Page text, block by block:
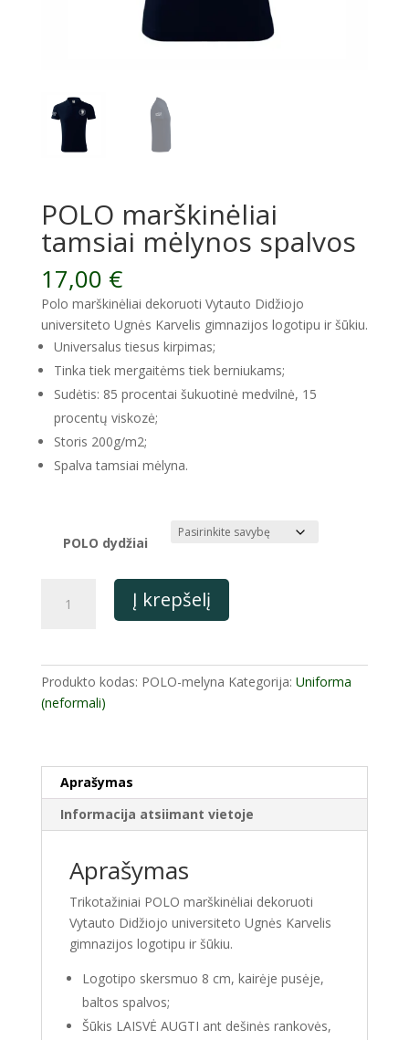
POLO marškinėliai
tamsiai mėlynos spalvos
17,00 €
Polo marškinėliai dekoruoti Vytauto Didžiojo
universiteto Ugnės Karvelis gimnazijos logotipu ir šūkiu.
Universalus tiesus kirpimas;
Tinka tiek mergaitėms tiek berniukams;
Sudėtis: 85 procentai šukuotinė medvilnė, 15
procentų viskozė;
Storis 200g/m2;
Spalva tamsiai mėlyna.
POLO dydžiai
kiekis:
tamsiai
mėlynos
spalvos
Į krepšelį
Produkto kodas: POLO-melyna Kategorija: Uniforma
(neformali)
Aprašymas
Informacija atsiimant vietoje
Aprašymas
Trikotažiniai POLO marškinėliai dekoruoti
Vytauto Didžiojo universiteto Ugnės Karvelis
gimnazijos logotipu ir šūkiu.
Logotipo skersmuo 8 cm, kairėje pusėje,
baltos spalvos;
Šūkis LAISVĖ AUGTI ant dešinės rankovės,